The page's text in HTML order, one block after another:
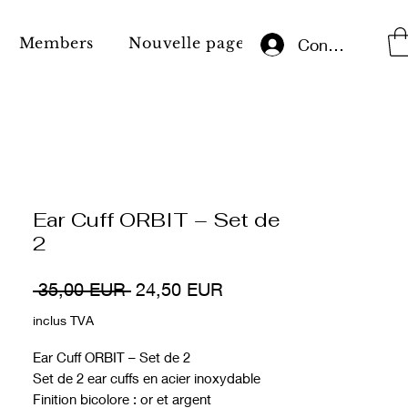
Members Nouvelle page Aviz juridic
Conectează-te
Ear Cuff ORBIT – Set de
2
35,00 EUR Preț
24,50 EUR
inclus TVA
Ear Cuff ORBIT – Set de 2
Set de 2 ear cuffs en acier inoxydable
Finition bicolore : or et argent